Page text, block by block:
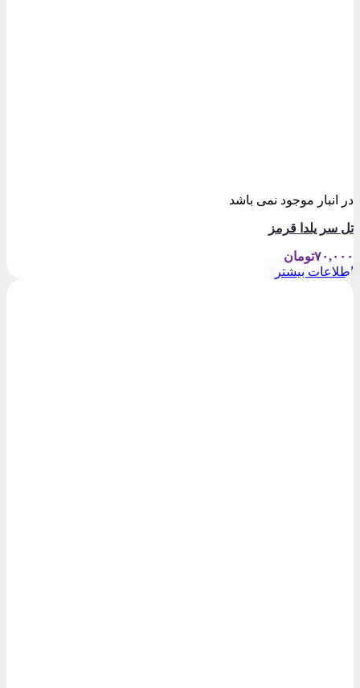
در انبار موجود نمی باشد
تل سر یلدا قرمز
۷۰,۰۰۰تومان
اطلاعات بیشتر